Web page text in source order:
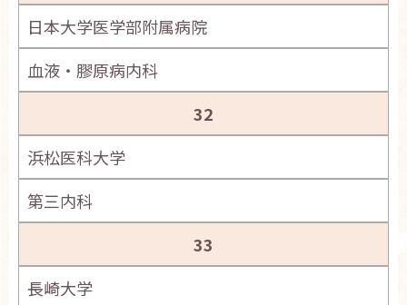
日本大学医学部附属病院
血液・膠原病内科
32
浜松医科大学
第三内科
33
長崎大学